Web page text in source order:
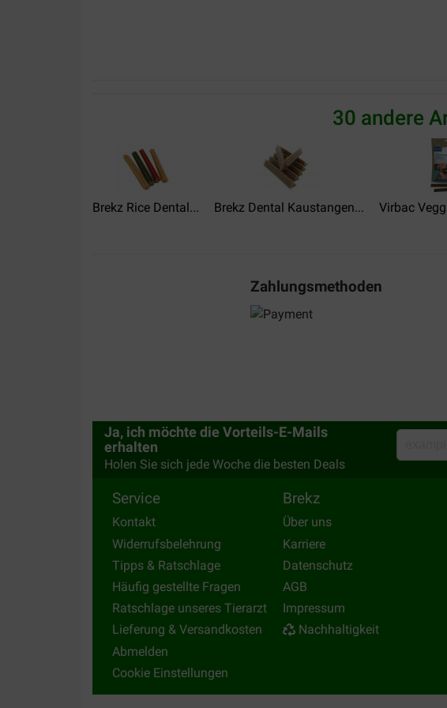
07-11-2022
Daisy vil gerne have det.
Translate to English
30 andere
Brekz Rice Dental... Brekz Dental Kaustangen... Virbac
Zahlungsmethoden
Ja, ich möchte die Vorteils-E-Mails
erhalten
Holen Sie sich jede Woche die besten Deals
Service
Kontakt
Widerrufsbelehrung
Tipps & Ratschlage
Häufig gestellte Fragen
Ratschlage unseres Tierarzt
Lieferung & Versandkosten
Abmelden
Cookie Einstellungen
Brekz
Über uns
Karriere
Datenschutz
AGB
Impressum
Nachhaltigkeit